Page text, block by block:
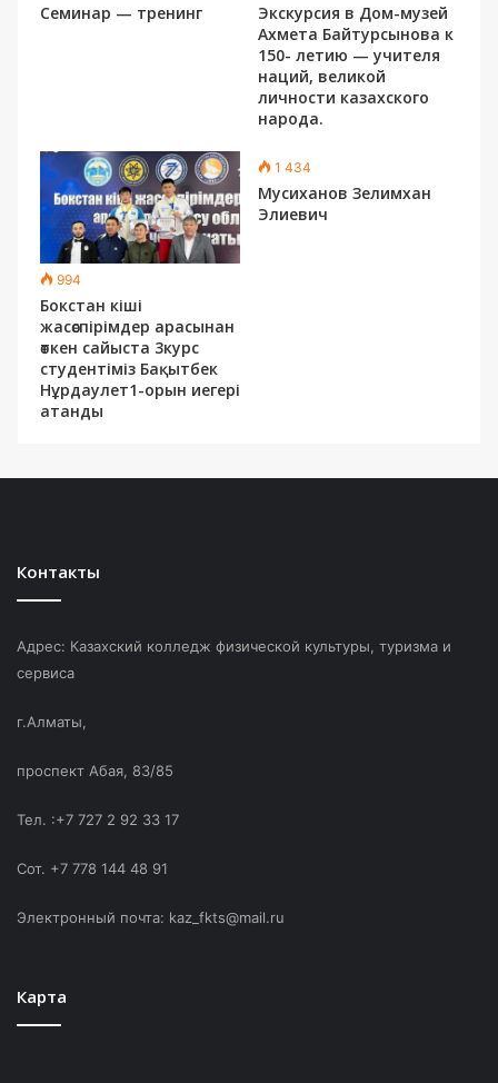
Семинар — тренинг
Экскурсия в Дом-музей
Ахмета Байтурсынова к
150- летию — учителя
наций, великой
личности казахского
народа.
994
Бокстан кіші
жасөспірімдер арасынан
өткен сайыста 3курс
студентіміз Бақытбек
Нұрдаулет1-орын иегері
атанды
1 434
Мусиханов Зелимхан
Элиевич
Контакты
Адрес: Казахский колледж физической культуры, туризма и
сервиса
г.Алматы,
проспект Абая, 83/85
Тел. :+7 727 2 92 33 17
Сот. +7 778 144 48 91
Электронный почта: kaz_fkts@mail.ru
Карта